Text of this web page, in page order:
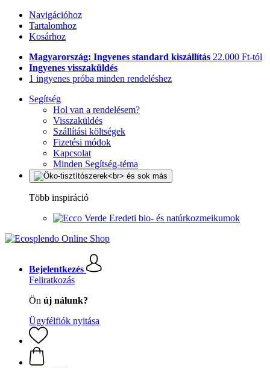
Navigációhoz
Tartalomhoz
Kosárhoz
Magyarország: Ingyenes standard kiszállítás 22.000 Ft-tól
Ingyenes visszaküldés
1 ingyenes próba minden rendeléshez
Segítség
Hol van a rendelésem?
Visszaküldés
Szállítási költségek
Fizetési módok
Kapcsolat
Minden Segítség-téma
Több inspiráció
Eredeti bio- és natúrkozmeikumok
Bejelentkezés
Feliratkozás
Ön új nálunk?
Ügyfélfiók nyitása